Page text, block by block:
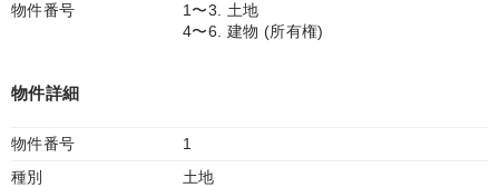
物件番号
1〜3. 土地
4〜6. 建物 (所有権)
物件詳細
物件番号
1
種別
土地